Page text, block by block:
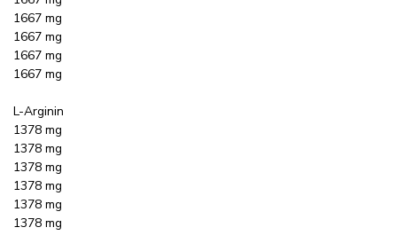
1667 mg
1667 mg
1667 mg
1667 mg
L-Arginin
1378 mg
1378 mg
1378 mg
1378 mg
1378 mg
1378 mg